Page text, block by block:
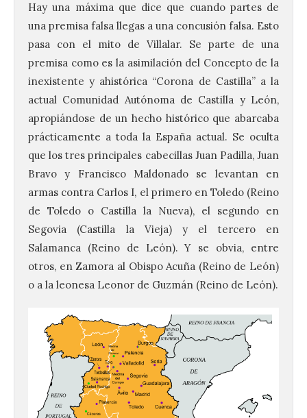
Hay una máxima que dice que cuando partes de
una premisa falsa llegas a una concusión falsa. Esto
pasa con el mito de Villalar. Se parte de una
premisa como es la asimilación del Concepto de la
inexistente y ahistórica “Corona de Castilla” a la
actual Comunidad Autónoma de Castilla y León,
apropiándose de un hecho histórico que abarcaba
prácticamente a toda la España actual. Se oculta
que los tres principales cabecillas Juan Padilla, Juan
Bravo y Francisco Maldonado se levantan en
armas contra Carlos I, el primero en Toledo (Reino
de Toledo o Castilla la Nueva), el segundo en
Segovia (Castilla la Vieja) y el tercero en
Salamanca (Reino de León). Y se obvia, entre
otros, en Zamora al Obispo Acuña (Reino de León)
o a la leonesa Leonor de Guzmán (Reino de León).